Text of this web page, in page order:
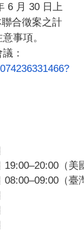
6 月 30 日上
合徵案之計
事項。
議 ：
19:00–20:00（美
08:00–09:00（臺